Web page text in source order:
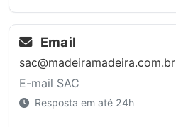
Email
sac@madeiramadeira.com.br
E-mail SAC
Resposta em até 24h